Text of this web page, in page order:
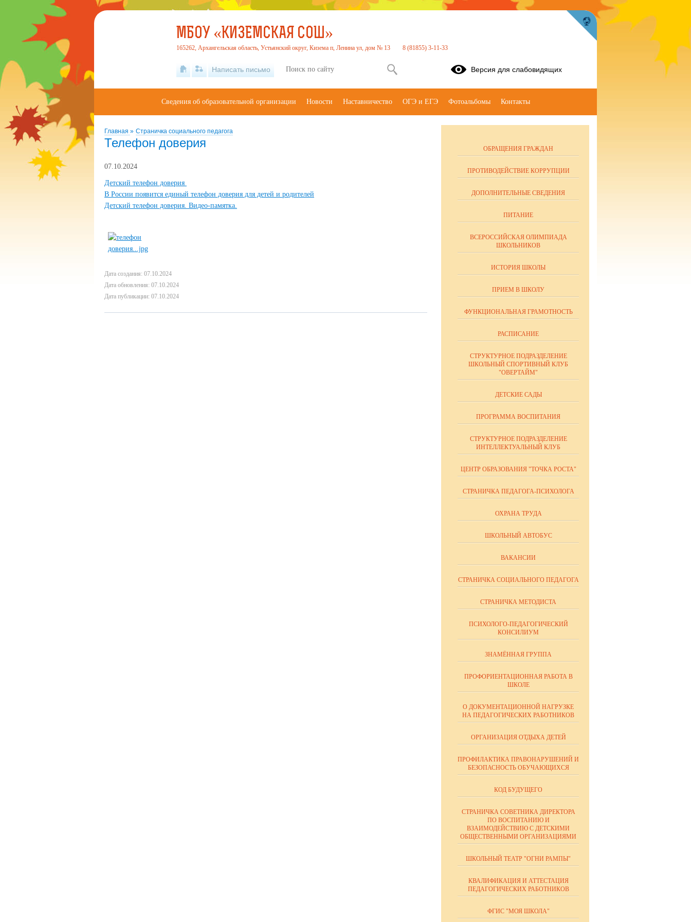
Главная » Страничка социального педагога
Телефон доверия
07.10.2024
Детский телефон доверия
В России появится единый телефон доверия для детей и родителей
Детский телефон доверия. Видео-памятка.
Дата создания: 07.10.2024
Дата обновления: 07.10.2024
Дата публикации: 07.10.2024
ОБРАЩЕНИЯ ГРАЖДАН
ПРОТИВОДЕЙСТВИЕ КОРРУПЦИИ
ДОПОЛНИТЕЛЬНЫЕ СВЕДЕНИЯ
ПИТАНИЕ
ВСЕРОССИЙСКАЯ ОЛИМПИАДА
ШКОЛЬНИКОВ
ИСТОРИЯ ШКОЛЫ
ПРИЕМ В ШКОЛУ
ФУНКЦИОНАЛЬНАЯ ГРАМОТНОСТЬ
РАСПИСАНИЕ
СТРУКТУРНОЕ ПОДРАЗДЕЛЕНИЕ
ШКОЛЬНЫЙ СПОРТИВНЫЙ КЛУБ
"ОВЕРТАЙМ"
ДЕТСКИЕ САДЫ
ПРОГРАММА ВОСПИТАНИЯ
СТРУКТУРНОЕ ПОДРАЗДЕЛЕНИЕ
ИНТЕЛЛЕКТУАЛЬНЫЙ КЛУБ
ЦЕНТР ОБРАЗОВАНИЯ "ТОЧКА РОСТА"
СТРАНИЧКА ПЕДАГОГА-ПСИХОЛОГА
ОХРАНА ТРУДА
ШКОЛЬНЫЙ АВТОБУС
ВАКАНСИИ
СТРАНИЧКА СОЦИАЛЬНОГО ПЕДАГОГА
СТРАНИЧКА МЕТОДИСТА
ПСИХОЛОГО-ПЕДАГОГИЧЕСКИЙ
КОНСИЛИУМ
ЗНАМЁННАЯ ГРУППА
ПРОФОРИЕНТАЦИОННАЯ РАБОТА В
ШКОЛЕ
О ДОКУМЕНТАЦИОННОЙ НАГРУЗКЕ
НА ПЕДАГОГИЧЕСКИХ РАБОТНИКОВ
ОРГАНИЗАЦИЯ ОТДЫХА ДЕТЕЙ
ПРОФИЛАКТИКА ПРАВОНАРУШЕНИЙ И
БЕЗОПАСНОСТЬ ОБУЧАЮЩИХСЯ
КОД БУДУЩЕГО
СТРАНИЧКА СОВЕТНИКА ДИРЕКТОРА
ПО ВОСПИТАНИЮ И
ВЗАИМОДЕЙСТВИЮ С ДЕТСКИМИ
ОБЩЕСТВЕННЫМИ ОРГАНИЗАЦИЯМИ
ШКОЛЬНЫЙ ТЕАТР "ОГНИ РАМПЫ"
КВАЛИФИКАЦИЯ И АТТЕСТАЦИЯ
ПЕДАГОГИЧЕСКИХ РАБОТНИКОВ
ФГИС "МОЯ ШКОЛА"
МБОУ «КИЗЕМСКАЯ СОШ»
165262, Архангельская область, Устьянский округ, Кизема п, Ленина ул, дом № 13 8 (81855) 3-11-33
Написать письмо Версия для слабовидящих
Сведения об образовательной организации Новости Наставничество ОГЭ и ЕГЭ Фотоальбомы Контакты